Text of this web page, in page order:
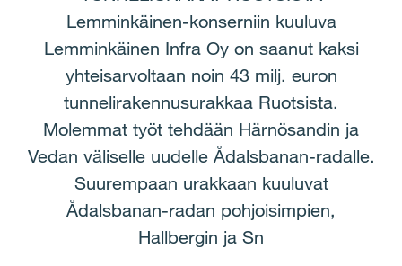
Lemminkäinen-konserniin kuuluva
Lemminkäinen Infra Oy on saanut kaksi
yhteisarvoltaan noin 43 milj. euron
tunnelirakennusurakkaa Ruotsista.
Molemmat työt tehdään Härnösandin ja
Vedan väliselle uudelle Ådalsbanan-radalle.
Suurempaan urakkaan kuuluvat
Ådalsbanan-radan pohjoisimpien,
Hallbergin ja Sn